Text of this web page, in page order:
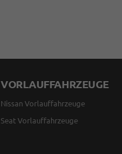
VORLAUFFAHRZEUGE
Nissan Vorlauffahrzeuge
Seat Vorlauffahrzeuge